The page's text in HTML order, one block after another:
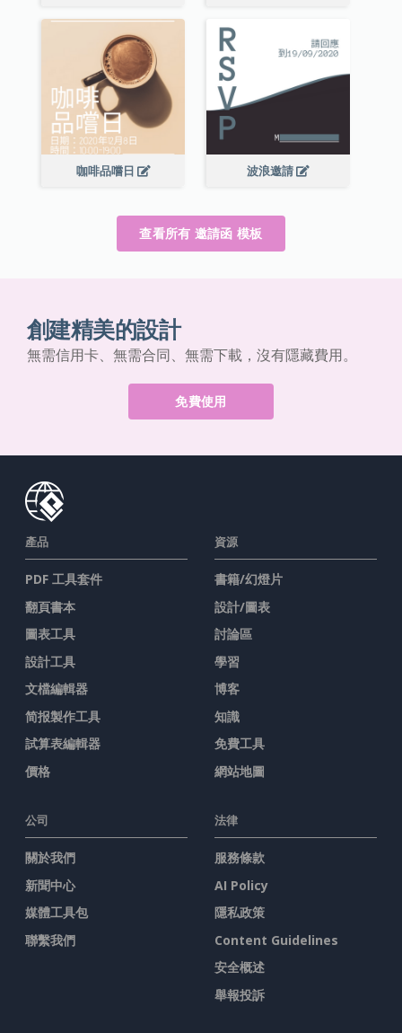
咖啡品嚐日 波浪邀請
查看所有 邀請函 模板
創建精美的設計
無需信用卡、無需合同、無需下載，沒有隱藏費用。
免費使用
產品
PDF 工具套件
翻頁書本
圖表工具
設計工具
文檔編輯器
简报製作工具
試算表編輯器
價格
資源
書籍/幻燈片
設計/圖表
討論區
學習
博客
知識
免費工具
網站地圖
公司
關於我們
新聞中心
媒體工具包
聯繫我們
法律
服務條款
AI Policy
隱私政策
Content Guidelines
安全概述
舉報投訴